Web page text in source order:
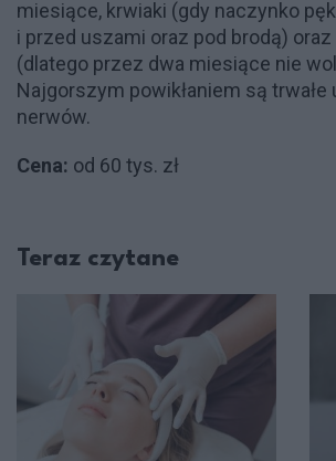
miesiące, krwiaki (gdy naczynko
i przed uszami oraz pod brodą)
(dlatego przez dwa miesiące nie
Najgorszym powikłaniem są trwałe
nerwów.
Cena: od 60 tys. zł
Teraz czytane